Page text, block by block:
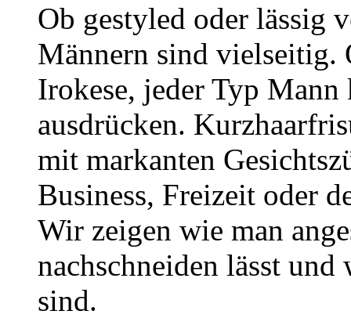
Ob gestyled oder lässig
Männern sind vielseitig.
Irokese, jeder Typ
ausdrücken.
mit markanten
Business, Freizeit oder
Wir zeigen wie man
nachschneiden lässt und
sind.